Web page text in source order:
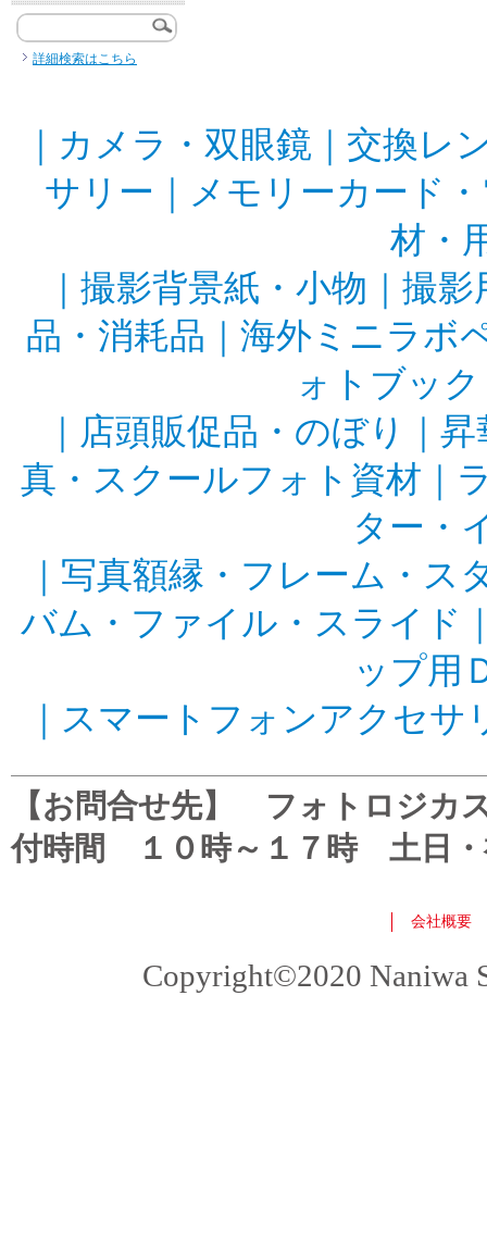
詳細検索はこちら
カメラ・双眼鏡
交換レ
サリー
メモリーカード
材・
撮影背景紙・小物
撮影
品・消耗品
海外ミニラボ
ォトブッ
店頭販促品・のぼり
昇
真・スクールフォト資材
ター・
写真額縁・フレーム・ス
バム・ファイル・スライド
ップ用
スマートフォンアクセサ
【お問合せ先】 フォトロジ
付時間 １０時～１７時 土日・
会社概要
Copyright©2020 Naniwa